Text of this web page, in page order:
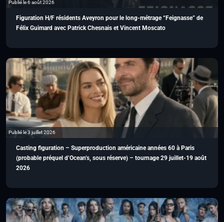
Publié le 6 août 2026
Figuration H/F résidents Aveyron pour le long-métrage “Feignasse” de
Félix Guimard avec Patrick Chesnais et Vincent Moscato
Publié le 3 juillet 2026
Casting figuration – Superproduction américaine années 60 à Paris
(probable préquel d’Ocean’s, sous réserve) – tournage 29 juillet-19 août
2026